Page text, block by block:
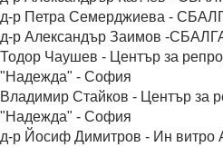
д-р Петра Семерджиева -
д-р Александър Заимов -
Тодор Чаушев - Център за
"Надежда" - София
Владимир Стайков - Център за
"Надежда" - София
д-р Йосиф Димитров - Ин витро